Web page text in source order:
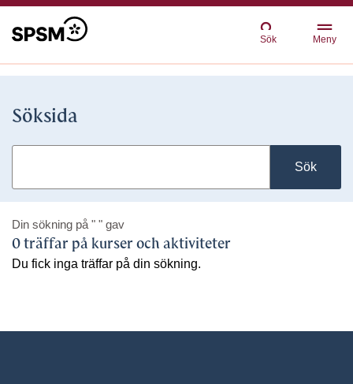
Sök Meny
Söksida
Sök
Din sökning på " " gav
0 träffar på kurser och aktiviteter
Du fick inga träffar på din sökning.